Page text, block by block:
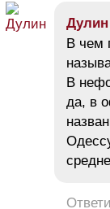
Дулин
В чем
В
да, в